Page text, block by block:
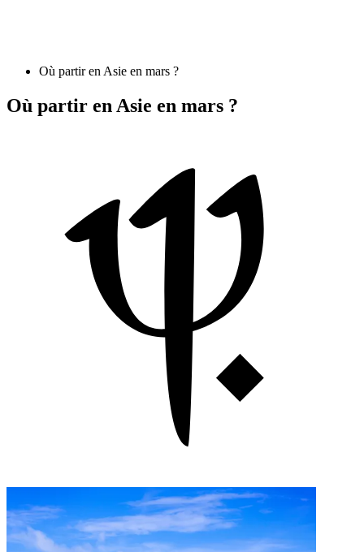
Où partir en Asie en mars ?
Où partir en Asie en mars ?